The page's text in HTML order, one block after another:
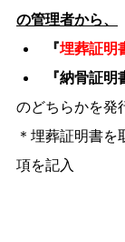
の管理者から、
『埋葬証明
『納骨証明
のどちらかを発
＊埋葬証明書
項を記入